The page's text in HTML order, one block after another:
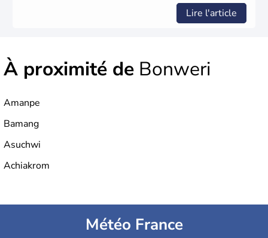
Lire l'article
À proximité de Bonweri
Amanpe
Bamang
Asuchwi
Achiakrom
Météo France